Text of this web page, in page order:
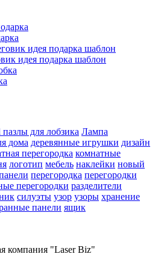
идея подарка шаблон
пазлы для лобзика Лампа
дома деревянные игрушки дизайн
перегородка комнатные
логотип мебель наклейки новый
перегородка перегородки
перегородки разделители
силуэты узор узоры хранение
панели ящик
компания "Laser Biz"